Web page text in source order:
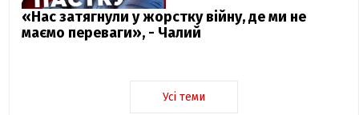
«Нас затягнули у жорстку війну, де ми не
маємо переваги», - Чалий
Усі теми